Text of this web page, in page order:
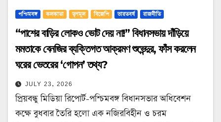
পশ্চিমবঙ্গ কলকাতা তৃণমূল বিজেপি ভারতবর্ষ রাজনীতি
“পাশের বাড়ির লোকও ভোট দেয় না!” বিধানসভায় দাঁড়িয়ে
মমতাকে বেনজির ব্যক্তিগত আক্রমণ শুভেন্দুর, ফাঁস করলেন
ঘরের ভেতরের ‘গোপন’ তথ্য?
JULY 23, 2026
প্রিয়বন্ধু মিডিয়া রিপোর্ট-পশ্চিমবঙ্গ বিধানসভার অধিবেশন
কক্ষে বুধবার তৈরি হলো এক নজিরবিহীন ও চরম